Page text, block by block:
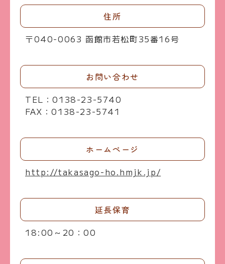
住所
〒040-0063 函館市若松町35番16号
お問い合わせ
TEL：0138-23-5740
FAX：0138-23-5741
ホームページ
http://takasago-ho.hmjk.jp/
延長保育
18:00～20：00